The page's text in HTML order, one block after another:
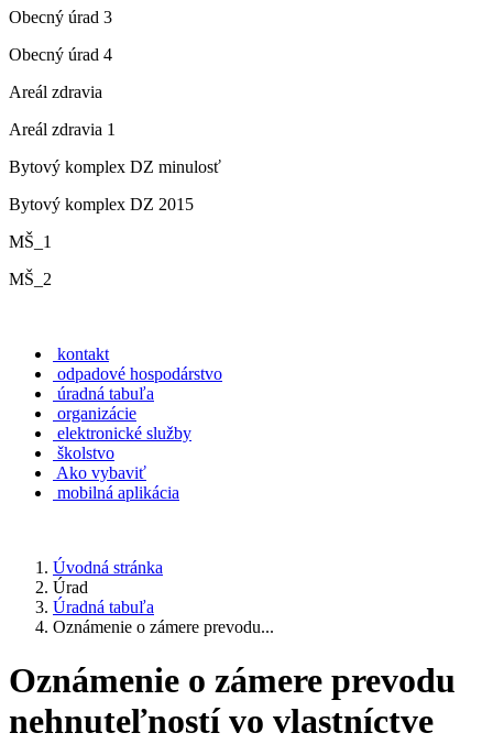
Obecný úrad 3
Obecný úrad 4
Areál zdravia
Areál zdravia 1
Bytový komplex DZ minulosť
Bytový komplex DZ 2015
MŠ_1
MŠ_2
kontakt
odpadové hospodárstvo
úradná tabuľa
organizácie
elektronické služby
školstvo
Ako vybaviť
mobilná aplikácia
Úvodná stránka
Úrad
Úradná tabuľa
Oznámenie o zámere prevodu...
Oznámenie o zámere prevodu
nehnuteľností vo vlastníctve